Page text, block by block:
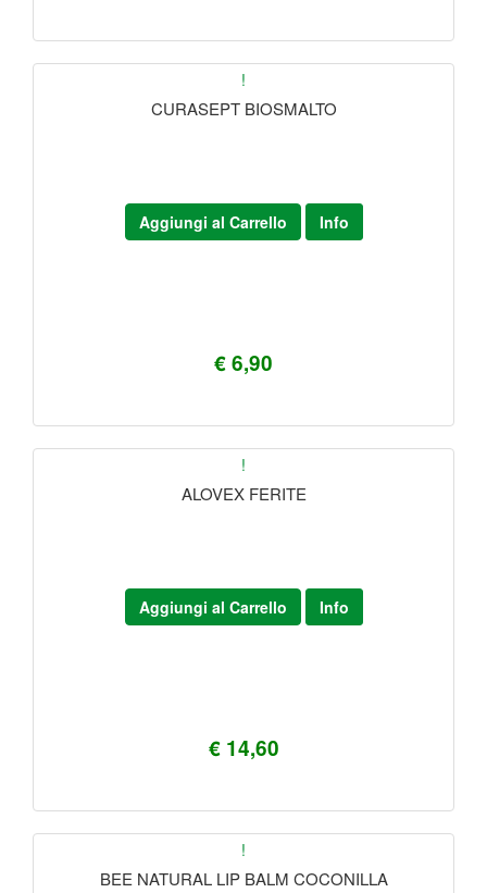
!
CURASEPT BIOSMALTO
€ 6,90
Aggiungi al Carrello Info
!
ALOVEX FERITE
€ 14,60
Aggiungi al Carrello Info
!
BEE NATURAL LIP BALM COCONILLA